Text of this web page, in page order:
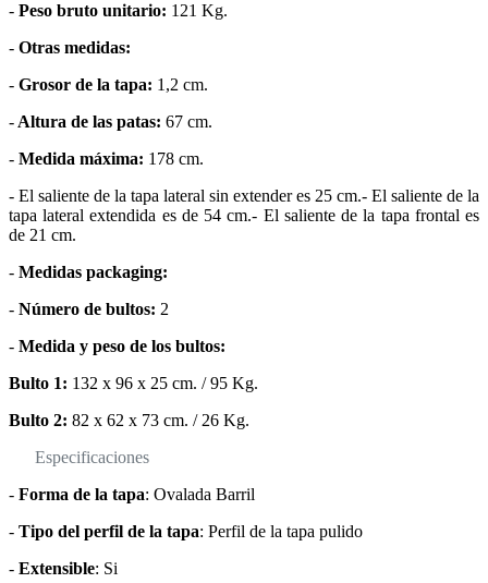
- Peso bruto unitario: 121 Kg.
- Otras medidas:
- Grosor de la tapa: 1,2 cm.
- Altura de las patas: 67 cm.
- Medida máxima: 178 cm.
- El saliente de la tapa lateral sin extender es 25 cm.- El saliente de la
tapa lateral extendida es de 54 cm.- El saliente de la tapa frontal es
de 21 cm.
- Medidas packaging:
- Número de bultos: 2
- Medida y peso de los bultos:
Bulto 1: 132 x 96 x 25 cm. / 95 Kg.
Bulto 2: 82 x 62 x 73 cm. / 26 Kg.
Especificaciones
- Forma de la tapa: Ovalada Barril
- Tipo del perfil de la tapa: Perfil de la tapa pulido
- Extensible: Si